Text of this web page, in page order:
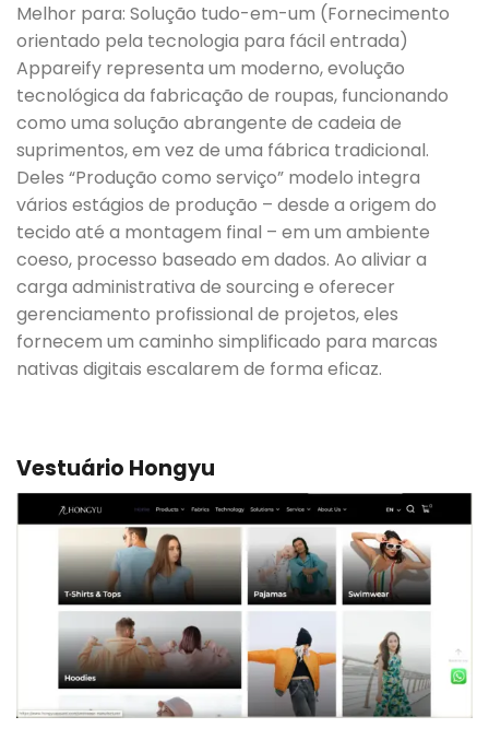
Melhor para: Solução tudo-em-um (Fornecimento
orientado pela tecnologia para fácil entrada)
Appareify representa um moderno, evolução
tecnológica da fabricação de roupas, funcionando
como uma solução abrangente de cadeia de
suprimentos, em vez de uma fábrica tradicional.
Deles “Produção como serviço” modelo integra
vários estágios de produção – desde a origem do
tecido até a montagem final – em um ambiente
coeso, processo baseado em dados. Ao aliviar a
carga administrativa de sourcing e oferecer
gerenciamento profissional de projetos, eles
fornecem um caminho simplificado para marcas
nativas digitais escalarem de forma eficaz.
Vestuário Hongyu